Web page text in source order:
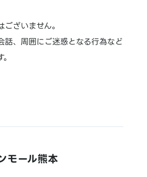
ざいません。
話、周囲にご迷惑となる行為など
モール熊本